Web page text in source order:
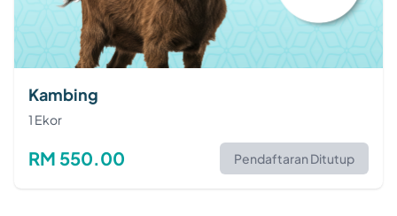
Kambing
1 Ekor
RM 550.00 Pendaftaran Ditutup